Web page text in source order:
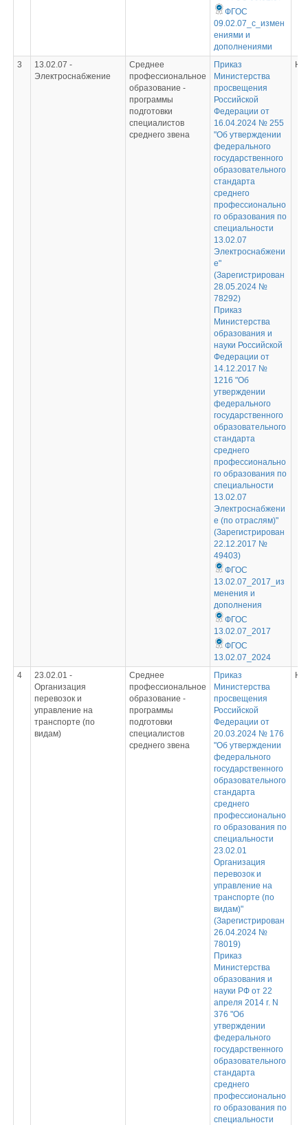
ФГОС
09.02.07_с_измен
ениями и
дополнениями
3
13.02.07 -
Электроснабжение
Среднее
профессиональное
образование -
программы
подготовки
специалистов
среднего звена
Приказ
Министерства
просвещения
Российской
Федерации от
16.04.2024 № 255
"Об утверждении
федерального
государственного
образовательного
стандарта
среднего
профессионально
го образования по
специальности
13.02.07
Электроснабжени
е"
(Зарегистрирован
28.05.2024 №
78292)
Приказ
Министерства
образования и
науки Российской
Федерации от
14.12.2017 №
1216 "Об
утверждении
федерального
государственного
образовательного
стандарта
среднего
профессионально
го образования по
специальности
13.02.07
Электроснабжени
е (по отраслям)"
(Зарегистрирован
22.12.2017 №
49403)
ФГОС
13.02.07_2017_из
менения и
дополнения
ФГОС
13.02.07_2017
ФГОС
13.02.07_2024
Не
4
23.02.01 -
Организация
перевозок и
управление на
транспорте (по
видам)
Среднее
профессиональное
образование -
программы
подготовки
специалистов
среднего звена
Приказ
Министерства
просвещения
Российской
Федерации от
20.03.2024 № 176
"Об утверждении
федерального
государственного
образовательного
стандарта
среднего
профессионально
го образования по
специальности
23.02.01
Организация
перевозок и
управление на
транспорте (по
видам)"
(Зарегистрирован
26.04.2024 №
78019)
Приказ
Министерства
образования и
науки РФ от 22
апреля 2014 г. N
376 "Об
утверждении
федерального
государственного
образовательного
стандарта
среднего
профессионально
го образования по
специальности
Не